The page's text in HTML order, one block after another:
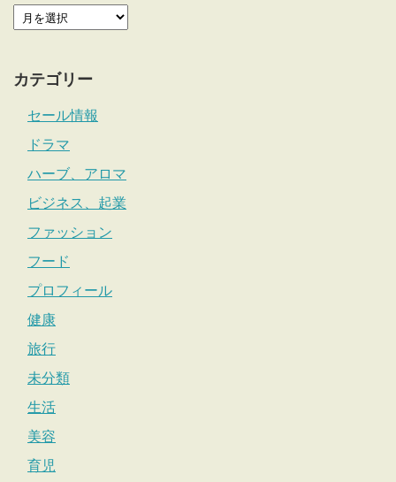
カテゴリー
セール情報
ドラマ
ハーブ、アロマ
ビジネス、起業
ファッション
フード
プロフィール
健康
旅行
未分類
生活
美容
育児